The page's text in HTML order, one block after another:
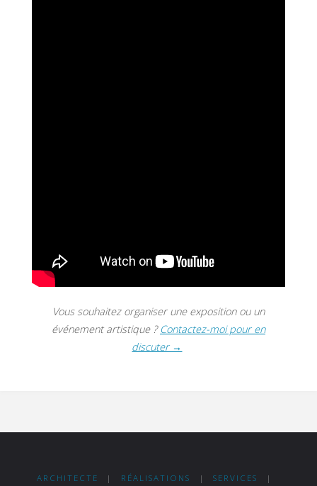
Vous souhaitez organiser une exposition ou un
événement artistique ? Contactez-moi pour en
discuter →
ARCHITECTE | RÉALISATIONS | SERVICES |